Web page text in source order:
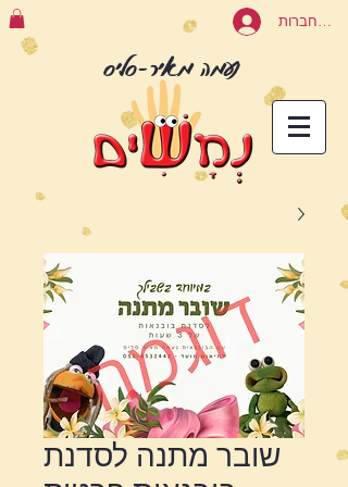
להתחברות
נעמה מאיר-סליס
שובר מתנה לסדנת